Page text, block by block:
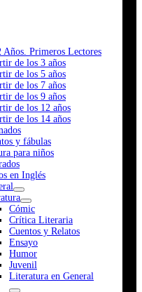
Años. Primeros Lectores
de los 3 años
de los 5 años
de los 7 años
de los 9 años
de los 12 años
de los 14 años
y fábulas
para niños
en Inglés
Cómic
Crítica Literaria
Cuentos y Relatos
Ensayo
Humor
Juvenil
Literatura en General